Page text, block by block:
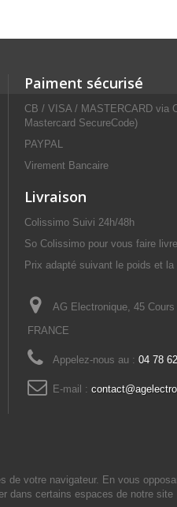
Paiment sécurisé
CB / VISA / MASTERCARD via
Mastercard SecureCode)
PAYPAL
Virement Bancaire
Livraison
Colissimo Suivi 24h/48h
So Colissimo pour vous faire
Prix adapté suivant le poids et
AG Electronique, 45
FRANCE
Appelez-nous au : 04 78
E-mail :
votre navigateur. En vous
dans certains espaces de notre site